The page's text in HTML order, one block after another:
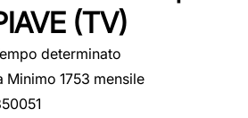
(TV)
determinato
Minimo 1753 mensile